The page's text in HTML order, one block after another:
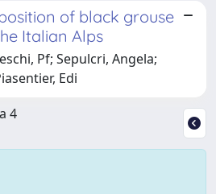
of black grouse
Italian Alps
Pf; Sepulcri, Angela;
Edi
4